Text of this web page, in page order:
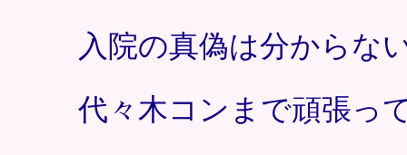
入院の真偽は分からな
代々木コンまで頑張っ